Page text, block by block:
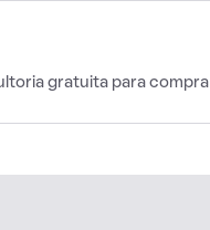
gratuita para compra